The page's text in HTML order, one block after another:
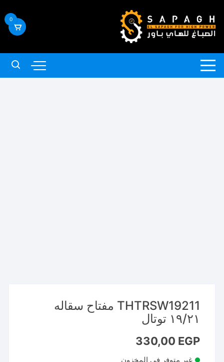
إلى
المحتوى
0
THTRSW19211 مفتاح سقاله
١٩/٢١ توتال
330,00 EGP
غير متوفر في المخزون